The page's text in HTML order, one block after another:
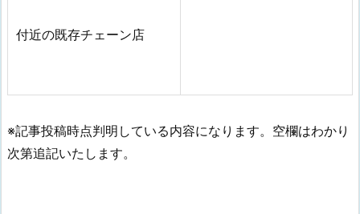
付近の既存チェーン店
※記事投稿時点判明している内容になります。空欄はわかり
次第追記いたします。